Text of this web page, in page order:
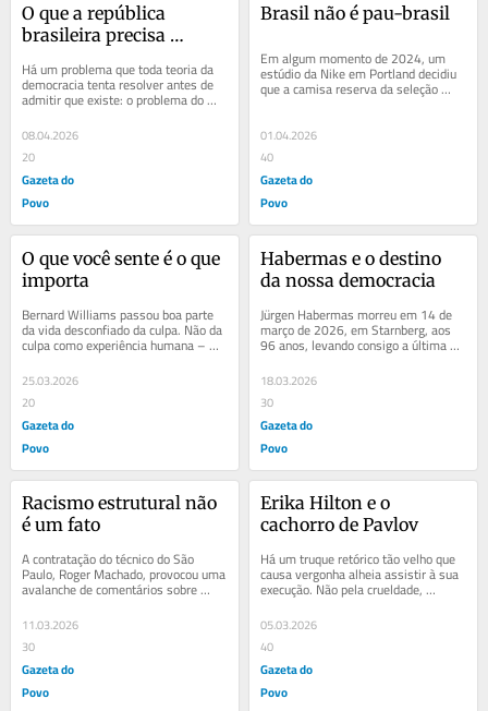
O que a república
brasileira precisa
Maquiavel
Há um problema que toda teoria da
democracia tenta resolver antes de
admitir que existe: o problema do
tempo. Uma república livre pode
durar? A...
08.04.2026
20
Gazeta do
Povo
Brasil não é pau-brasil
Em algum momento de 2024, um
estúdio da Nike em Portland decidiu
que a camisa reserva da seleção
brasileira para a Copa de 2026
01.04.2026
40
Gazeta do
Povo
O que você sente é o que
importa
Bernard Williams passou boa parte
da vida desconfiado da culpa. Não da
culpa como experiência humana –
essa ele respeitava como sinal de
que algo...
25.03.2026
20
Gazeta do
Povo
Habermas e o destino
da nossa democracia
Jürgen Habermas morreu em 14 de
março de 2026, em Starnberg, aos
96 anos, levando consigo a última
voz do Iluminismo disposta a
defender, com rigor...
18.03.2026
30
Gazeta do
Povo
Racismo estrutural não
é um fato
A contratação do técnico do São
Paulo, Roger Machado, provocou uma
avalanche de comentários sobre
polêmica, isso...
11.03.2026
30
Gazeta do
Povo
Erika Hilton e o
cachorro de Pavlov
Há um truque retórico tão velho que
causa vergonha alheia assistir à sua
execução. Não pela crueldade,
obviamente. Refiro-me à...
05.03.2026
40
Gazeta do
Povo